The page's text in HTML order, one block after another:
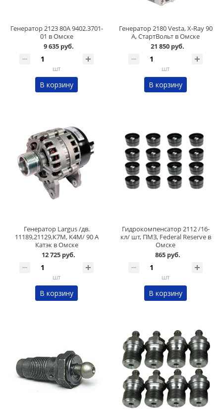
Генератор 2123 80А 9402.3701-
01 в Омске
9 635 руб.
шт
В корзину
Генератор 2180 Vesta, X-Ray 90
А, СтартВольт в Омске
21 850 руб.
шт
В корзину
Генератор Largus /дв.
11189,21129,К7М, К4М/ 90 А
Катэк в Омске
12 725 руб.
шт
В корзину
Гидрокомпенсатор 2112 /16-
кл/ шт, ПМЗ, Federal Reserve в
Омске
865 руб.
шт
В корзину